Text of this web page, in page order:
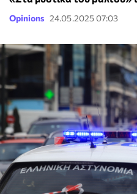
Opinions 24.05.2025 07:03